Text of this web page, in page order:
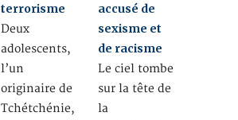
terrorisme
Deux
adolescents,
l’un
originaire de
Tchétchénie,
accusé de
sexisme et
de racisme
Le ciel tombe
sur la tête de
la